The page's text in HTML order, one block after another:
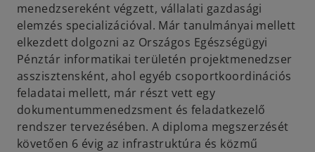
menedzsereként végzett, vállalati gazdasági
elemzés specializációval. Már tanulmányai mellett
elkezdett dolgozni az Országos Egészségügyi
Pénztár informatikai területén projektmenedzser
asszisztensként, ahol egyéb csoportkoordinációs
feladatai mellett, már részt vett egy
dokumentummenedzsment és feladatkezelő
rendszer tervezésében. A diploma megszerzését
követően 6 évig az infrastruktúra és közmű